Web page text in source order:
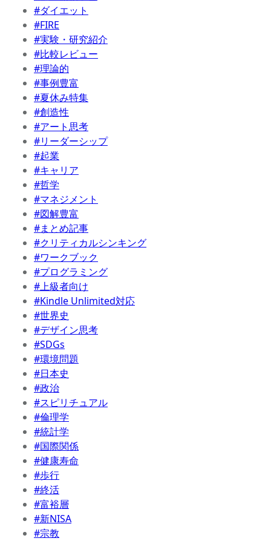
#ダイエット
#FIRE
#実験・研究紹介
#比較レビュー
#理論的
#事例豊富
#夏休み特集
#創造性
#アート思考
#リーダーシップ
#起業
#キャリア
#哲学
#マネジメント
#図解豊富
#まとめ記事
#クリティカルシンキング
#ワークブック
#プログラミング
#上級者向け
#Kindle Unlimited対応
#世界史
#デザイン思考
#SDGs
#環境問題
#日本史
#政治
#スピリチュアル
#倫理学
#統計学
#国際関係
#健康寿命
#歩行
#終活
#富裕層
#新NISA
#宗教